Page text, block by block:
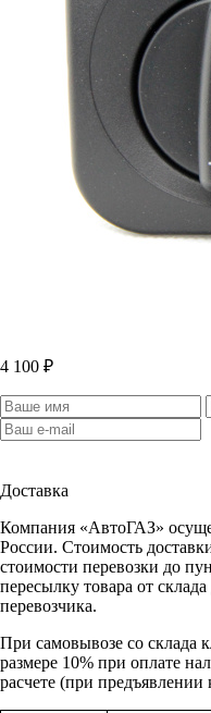
4 100 ₽
Доставка
Компания «АвтоГАЗ»
России. Стоимость
стоимости перевозки до
пересылку товара от
перевозчика.
При самовывозе со склада
размере 10% при оплате
расчете (при